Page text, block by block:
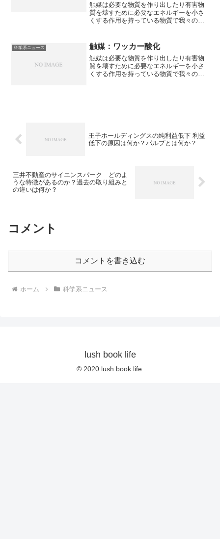
触媒は必要な物質を作り出したり有害物
質を壊すために必要なエネルギーを小さ
くする作用を持っている物質で我々の生
ロゲン化物を、パラジウムやニッケル触
媒を用いて結合させる反応です。どのよ
うな利点があるのか、ニッケルとパラジ
ウムの触媒の使い分けを知ることができ
ます。
科学系ニュース 触媒：ワッカー酸化
触媒は必要な物質を作り出したり有害物
質を壊すために必要なエネルギーを小さ
くする作用を持っている物質で我々の生
王子ホールディングスの純利益低下 利益
低下の原因は何か？パルプとは何か？
三井不動産のサイエンスパーク どのよ
うな特徴があるのか？過去の取り組みと
の違いは何か？
コメント
コメントを書き込む
ホーム 科学系ニュース
lush book life
© 2020 lush book life.